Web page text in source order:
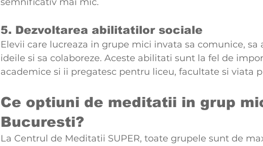
5. Dezvoltarea abilitatilor sociale
Elevii care lucreaza in grupe mici invata sa comunice, sa
ideile si sa colaboreze. Aceste abilitati sunt la fel de
academice si ii pregatesc pentru liceu, facultate si viata
Ce optiuni de meditatii in grup
Bucuresti?
La Centrul de Meditatii SUPER, toate grupele sunt de